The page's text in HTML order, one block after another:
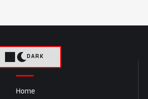
DARK
PAGES
Home